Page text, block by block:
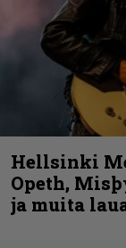
Hellsinki
Opeth,
ja muita